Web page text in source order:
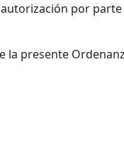
por
presente